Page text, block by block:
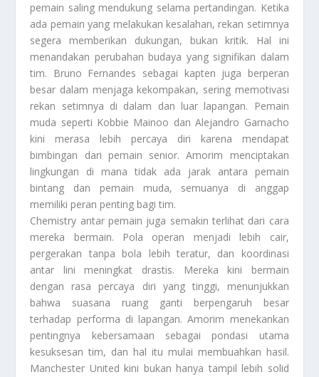
pemain saling mendukung selama pertandingan. Ketika
ada pemain yang melakukan kesalahan, rekan setimnya
segera memberikan dukungan, bukan kritik. Hal ini
menandakan perubahan budaya yang signifikan dalam
tim. Bruno Fernandes sebagai kapten juga berperan
besar dalam menjaga kekompakan, sering memotivasi
rekan setimnya di dalam dan luar lapangan. Pemain
muda seperti Kobbie Mainoo dan Alejandro Garnacho
kini merasa lebih percaya diri karena mendapat
bimbingan dari pemain senior. Amorim menciptakan
lingkungan di mana tidak ada jarak antara pemain
bintang dan pemain muda, semuanya di anggap
memiliki peran penting bagi tim.
Chemistry antar pemain juga semakin terlihat dari cara
mereka bermain. Pola operan menjadi lebih cair,
pergerakan tanpa bola lebih teratur, dan koordinasi
antar lini meningkat drastis. Mereka kini bermain
dengan rasa percaya diri yang tinggi, menunjukkan
bahwa suasana ruang ganti berpengaruh besar
terhadap performa di lapangan. Amorim menekankan
pentingnya kebersamaan sebagai pondasi utama
kesuksesan tim, dan hal itu mulai membuahkan hasil.
Manchester United kini bukan hanya tampil lebih solid